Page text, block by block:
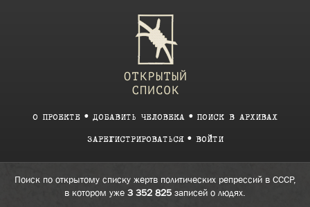
О ПРОЕКТЕ ДОБАВИТЬ ЧЕЛОВЕКА ПОИСК В АРХИВАХ
ЗАРЕГИСТРИРОВАТЬСЯ ВОЙТИ
Поиск по открытому списку жертв политических репрессий в СССР,
в котором уже 3 352 825 записей о людях.